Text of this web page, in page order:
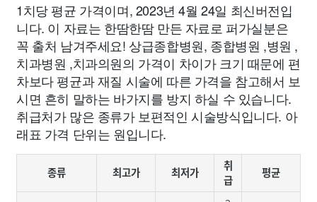
1치당 평균 가격이며, 2023년 4월 24일 최신버전입
니다. 이 자료는 한땀한땀 만든 자료로 퍼가실분은
꼭 출처 남겨주세요! 상급종합병원, 종합병원 ,병원 ,
치과병원 ,치과의원의 가격이 차이가 크기 때문에 편
차보다 평균과 재질 시술에 따른 가격을 참고해서 보
시면 흔히 말하는 바가지를 방지 하실 수 있습니다.
취급처가 많은 종류가 보편적인 시술방식입니다. 아
래표 가격 단위는 원입니다.
종류 최고가 최저가
취
급
평균